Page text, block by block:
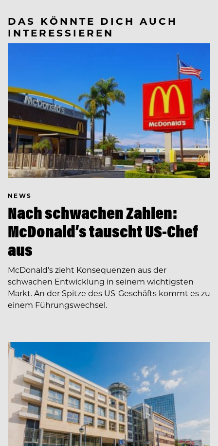
DAS KÖNNTE DICH AUCH
INTERESSIEREN
NEWS
Nach schwachen Zahlen:
McDonald’s tauscht US-Chef
aus
McDonald’s zieht Konsequenzen aus der
schwachen Entwicklung in seinem wichtigsten
Markt. An der Spitze des US-Geschäfts kommt es zu
einem Führungswechsel.